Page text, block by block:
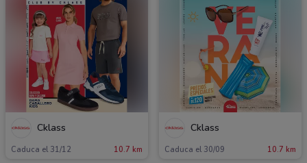
Cklass
Caduca el 31/12 10.7 km
Cklass
Caduca el 30/09 10.7 km